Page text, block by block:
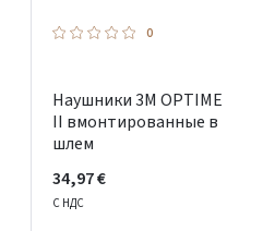
0
Наушники 3M OPTIME
II вмонтированные в
шлем
34,97 €
С НДС